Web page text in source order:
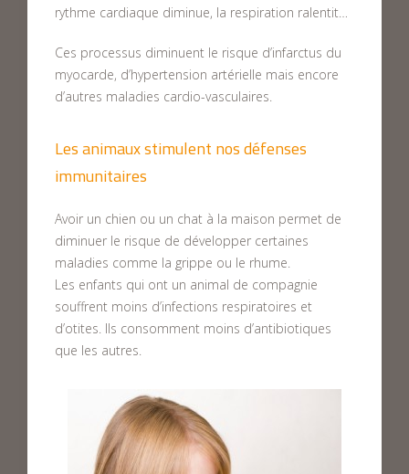
rythme cardiaque diminue, la respiration ralentit…
Ces processus diminuent le risque d’infarctus du
myocarde, d’hypertension artérielle mais encore
d’autres maladies cardio-vasculaires.
Les animaux stimulent nos défenses
immunitaires
Avoir un chien ou un chat à la maison permet de
diminuer le risque de développer certaines
maladies comme la grippe ou le rhume.
Les enfants qui ont un animal de compagnie
souffrent moins d’infections respiratoires et
d’otites. Ils consomment moins d’antibiotiques
que les autres.